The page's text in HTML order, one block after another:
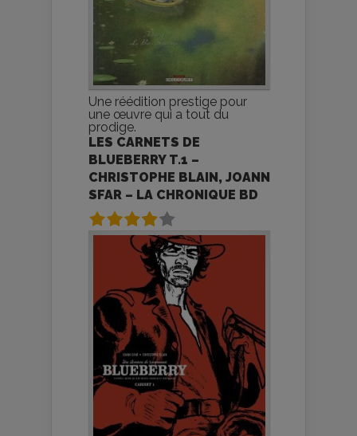
Une réédition prestige pour
une œuvre qui a tout du
prodige.
LES CARNETS DE
BLUEBERRY T.1 –
CHRISTOPHE BLAIN, JOANN
SFAR – LA CHRONIQUE BD